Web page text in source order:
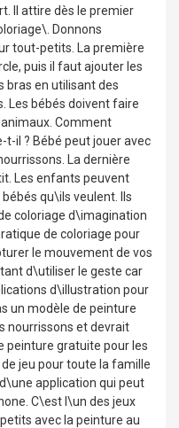
Il attire dès le premier
Donnons
tout-petits. La première
puis il faut ajouter les
bras en utilisant des
Les bébés doivent faire
Comment
il ? Bébé peut jouer avec
La dernière
Les enfants peuvent
qu\ils veulent. Ils
coloriage d\imagination
de coloriage pour
le mouvement de vos
d\utiliser le geste car
d\illustration pour
un modèle de peinture
nourrissons et devrait
peinture gratuite pour les
jeu pour toute la famille
application qui peut
C\est l\un des jeux
avec la peinture au